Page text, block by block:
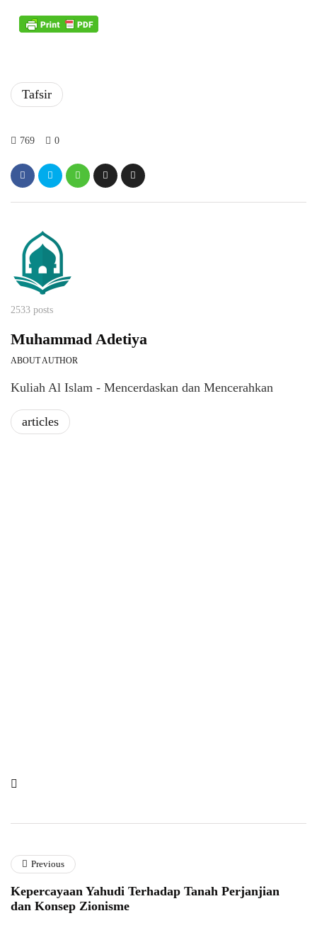
Tafsir
769 0
2533 posts
Muhammad Adetiya
ABOUT AUTHOR
Kuliah Al Islam - Mencerdaskan dan Mencerahkan
articles
Previous
Kepercayaan Yahudi Terhadap Tanah Perjanjian
dan Konsep Zionisme